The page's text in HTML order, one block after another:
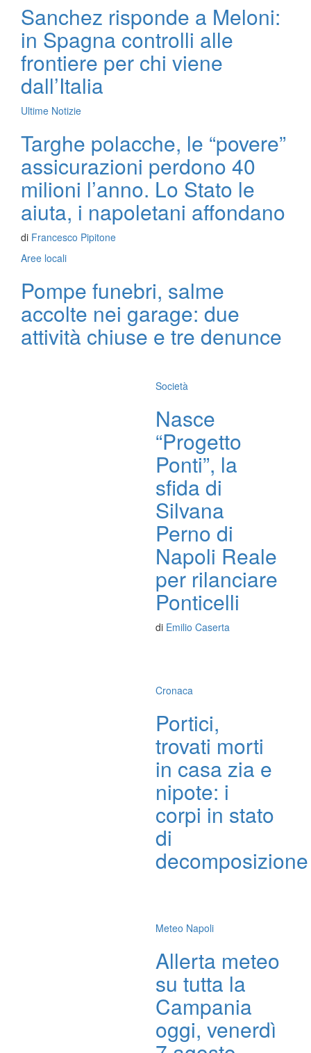
Sanchez risponde a Meloni:
in Spagna controlli alle
frontiere per chi viene
dall’Italia
Ultime Notizie
Targhe polacche, le “povere”
assicurazioni perdono 40
milioni l’anno. Lo Stato le
aiuta, i napoletani affondano
di Francesco Pipitone
Aree locali
Pompe funebri, salme
accolte nei garage: due
attività chiuse e tre denunce
Società
Nasce
“Progetto
Ponti”, la
sfida di
Silvana
Perno di
Napoli Reale
per rilanciare
Ponticelli
di Emilio Caserta
Cronaca
Portici,
trovati morti
in casa zia e
nipote: i
corpi in stato
di
decomposizione
Meteo Napoli
Allerta meteo
su tutta la
Campania
oggi, venerdì